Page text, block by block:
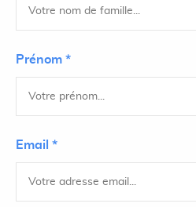
Prénom *
Email *